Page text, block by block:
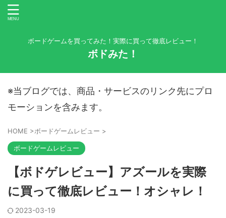
ボードゲームを買ってみた！実際に買って徹底レビュー！
ボドみた！
※当ブログでは、商品・サービスのリンク先にプロ
モーションを含みます。
HOME >ボードゲームレビュー >
ボードゲームレビュー
【ボドゲレビュー】アズールを実際
に買って徹底レビュー！オシャレ！
2023-03-19